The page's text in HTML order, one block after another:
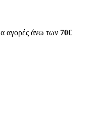
αγορές άνω των 70€